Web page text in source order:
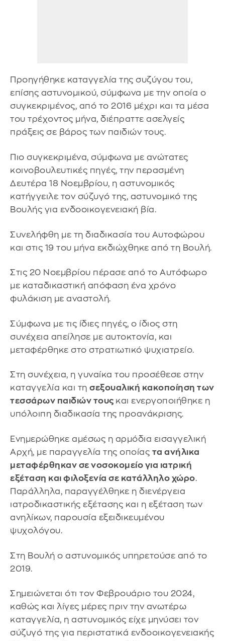
Προηγήθηκε καταγγελία της συζύγου του,
επίσης αστυνομικού, σύμφωνα με την οποία ο
συγκεκριμένος, από το 2016 μέχρι και τα μέσα
του τρέχοντος μήνα, διέπραττε ασελγείς
πράξεις σε βάρος των παιδιών τους.
Πιο συγκεκριμένα, σύμφωνα με ανώτατες
κοινοβουλευτικές πηγές, την περασμένη
Δευτέρα 18 Νοεμβρίου, η αστυνομικός
κατήγγειλε τον σύζυγό της, αστυνομικό της
Βουλής για ενδοοικογενειακή βία.
Συνελήφθη με τη διαδικασία του Αυτοφώρου
και στις 19 του μήνα εκδιώχθηκε από τη Βουλή.
Στις 20 Νοεμβρίου πέρασε από το Αυτόφωρο
με καταδικαστική απόφαση ένα χρόνο
φυλάκιση με αναστολή.
Σύμφωνα με τις ίδιες πηγές, ο ίδιος στη
συνέχεια απείλησε με αυτοκτονία, και
μεταφέρθηκε στο στρατιωτικό ψυχιατρείο.
Στη συνέχεια, η γυναίκα του προσέθεσε στην
καταγγελία και τη σεξουαλική κακοποίηση των
τεσσάρων παιδιών τους και ενεργοποιήθηκε η
υπόλοιπη διαδικασία της προανάκρισης.
Ενημερώθηκε αμέσως η αρμόδια εισαγγελική
Αρχή, με παραγγελία της οποίας τα ανήλικα
μεταφέρθηκαν σε νοσοκομείο για ιατρική
εξέταση και φιλοξενία σε κατάλληλο χώρο.
Παράλληλα, παραγγέλθηκε η διενέργεια
ιατροδικαστικής εξέτασης και η εξέταση των
ανηλίκων, παρουσία εξειδικευμένου
ψυχολόγου.
Στη Βουλή ο αστυνομικός υπηρετούσε από το
2019.
Σημειώνεται ότι τον Φεβρουάριο του 2024,
καθώς και λίγες μέρες πριν την ανωτέρω
καταγγελία, η αστυνομικός είχε μηνύσει τον
σύζυγό της για περιστατικά ενδοοικογενειακής